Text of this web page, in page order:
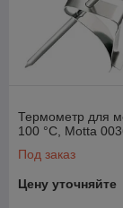
Термометр для
100 °C, Motta
Под заказ
Цену уточняйте